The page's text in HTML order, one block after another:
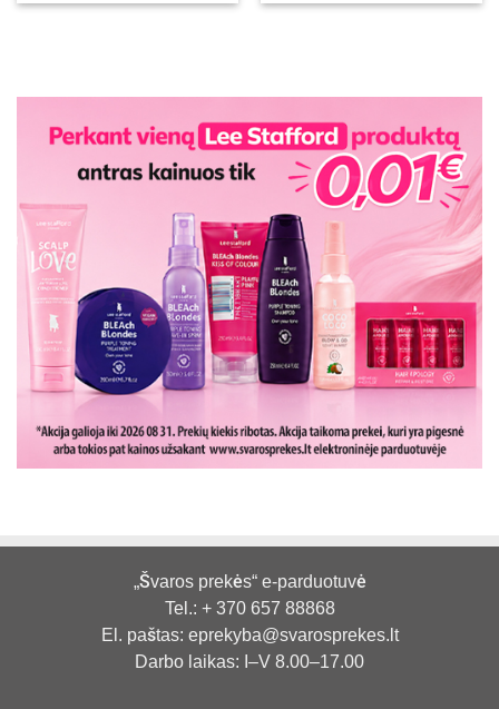
„Švaros prekės“ e-parduotuvė
Tel.: + 370 657 88868
El. paštas: eprekyba@svarosprekes.lt
Darbo laikas: I–V 8.00–17.00